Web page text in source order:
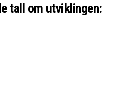
tall om utviklingen: